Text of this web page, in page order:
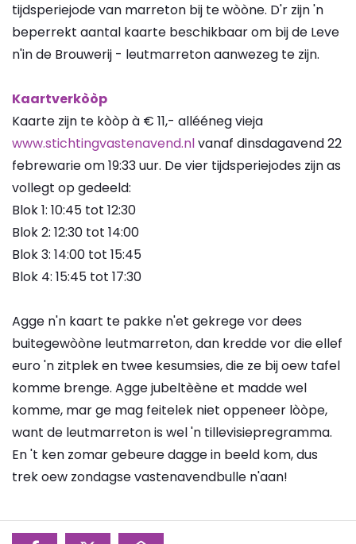
tijdsperiejode van marreton bij te wòòne. D'r zijn 'n
beperrekt aantal kaarte beschikbaar om bij de Leve
n'in de Brouwerij - leutmarreton aanwezeg te zijn.
Kaartverkòòp
Kaarte zijn te kòòp à € 11,- allééneg vieja
www.stichtingvastenavend.nlvanaf dinsdagavend 22
febrewarie om 19:33 uur. De vier tijdsperiejodes zijn as
vollegt op gedeeld:
Blok 1: 10:45 tot 12:30
Blok 2: 12:30 tot 14:00
Blok 3: 14:00 tot 15:45
Blok 4: 15:45 tot 17:30
Agge n'n kaart te pakke n'et gekrege vor dees
buitegewòòne leutmarreton, dan kredde vor die ellef
euro 'n zitplek en twee kesumsies, die ze bij oew tafel
komme brenge. Agge jubeltèène et madde wel
komme, mar ge mag feitelek niet oppeneer lòòpe,
want de leutmarreton is wel 'n tillevisiepregramma.
En 't ken zomar gebeure dagge in beeld kom, dus
trek oew zondagse vastenavendbulle n'aan!